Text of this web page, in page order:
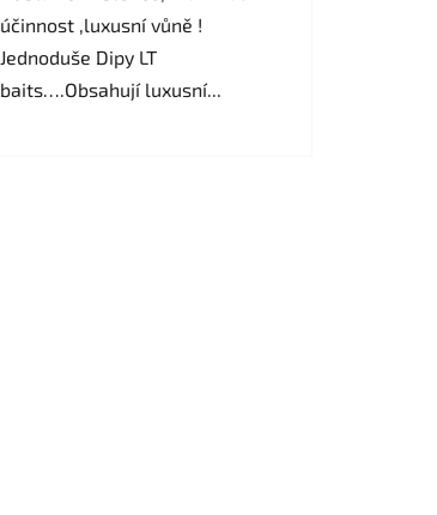
účinnost ,luxusní vůně !
Jednoduše Dipy LT
baits….Obsahují luxusní...